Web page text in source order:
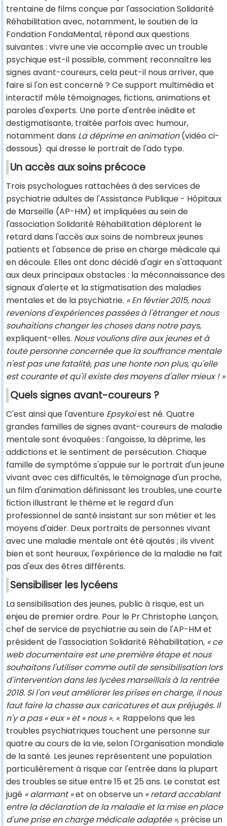
trentaine de films conçue par l'association Solidarité
Réhabilitation avec, notamment, le soutien de la
Fondation FondaMental, répond aux questions
suivantes : vivre une vie accomplie avec un trouble
psychique est-il possible, comment reconnaître les
signes avant-coureurs, cela peut-il nous arriver, que
faire si l'on est concerné ? Ce support multimédia et
interactif mêle témoignages, fictions, animations et
paroles d'experts. Une porte d'entrée inédite et
destigmatisante, traitée parfois avec humour,
notamment dans La déprime en animation(vidéo ci-
dessous) qui dresse le portrait de l'ado type.
Un accès aux soins précoce
Trois psychologues rattachées à des services de
psychiatrie adultes de l'Assistance Publique - Hôpitaux
de Marseille (AP-HM) et impliquées au sein de
l'association Solidarité Réhabilitation déplorent le
retard dans l'accès aux soins de nombreux jeunes
patients et l'absence de prise en charge médicale qui
en découle. Elles ont donc décidé d'agir en s'attaquant
aux deux principaux obstacles : la méconnaissance des
signaux d'alerte et la stigmatisation des maladies
mentales et de la psychiatrie. « En février 2015, nous
revenions d'expériences passées à l'étranger et nous
souhaitions changer les choses dans notre pays,
expliquent-elles. Nous voulions dire aux jeunes et à
toute personne concernée que la souffrance mentale
n'est pas une fatalité, pas une honte non plus, qu'elle
est courante et qu'il existe des moyens d'aller mieux ! »
Quels signes avant-coureurs ?
C'est ainsi que l'aventure Epsykoiest né. Quatre
grandes familles de signes avant-coureurs de maladie
mentale sont évoquées : l'angoisse, la déprime, les
addictions et le sentiment de persécution. Chaque
famille de symptôme s'appuie sur le portrait d'un jeune
vivant avec ces difficultés, le témoignage d'un proche,
un film d'animation définissant les troubles, une courte
fiction illustrant le thème et le regard d'un
professionnel de santé insistant sur son métier et les
moyens d'aider. Deux portraits de personnes vivant
avec une maladie mentale ont été ajoutés ; ils vivent
bien et sont heureux, l'expérience de la maladie ne fait
pas d'eux des êtres différents.
Sensibiliser les lycéens
La sensibilisation des jeunes, public à risque, est un
enjeu de premier ordre. Pour le Pr Christophe Lançon,
chef de service de psychiatrie au sein de l'AP-HM et
président de l'association Solidarité Réhabilitation, « ce
web documentaire est une première étape et nous
souhaitons l'utiliser comme outil de sensibilisation lors
d'intervention dans les lycées marseillais à la rentrée
2018. Si l'on veut améliorer les prises en charge, il nous
faut faire la chasse aux caricatures et aux préjugés. Il
n'y a pas « eux » et « nous ». ». Rappelons que les
troubles psychiatriques touchent une personne sur
quatre au cours de la vie, selon l'Organisation mondiale
de la santé. Les jeunes représentent une population
particulièrement à risque car l'entrée dans la plupart
des troubles se situe entre 15 et 25 ans. Le constat est
jugé « alarmant »et on observe un « retard accablant
entre la déclaration de la maladie et la mise en place
d'une prise en charge médicale adaptée », précise un